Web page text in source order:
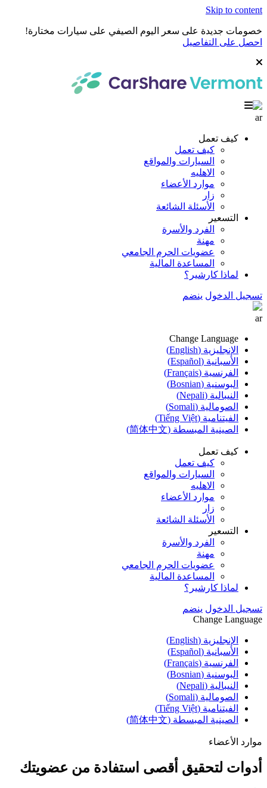
Skip to content
خصومات جديدة على سعر اليوم الصيفي على سيارات مختارة!
احصل على التفاصيل
ar
كيف تعمل
كيف تعمل
السيارات والمواقع
الاهليه
موارد الأعضاء
زار
الأسئلة الشائعة
التسعير
الفرد والأسرة
مهنة
عضويات الحرم الجامعي
المساعدة المالية
لماذا كارشير؟
تسجيل الدخول ينضم
ar
Change Language
الإنجليزية (English)
الأسبانية (Español)
الفرنسية (Français)
البوسنية (Bosnian)
النيبالية (Nepali)
الصومالية (Somali)
الفيتنامية (Tiếng Việt)
الصينية المبسطة (简体中文)
كيف تعمل
كيف تعمل
السيارات والمواقع
الاهليه
موارد الأعضاء
زار
الأسئلة الشائعة
التسعير
الفرد والأسرة
مهنة
عضويات الحرم الجامعي
المساعدة المالية
لماذا كارشير؟
تسجيل الدخول ينضم
Change Language
الإنجليزية (English)
الأسبانية (Español)
الفرنسية (Français)
البوسنية (Bosnian)
النيبالية (Nepali)
الصومالية (Somali)
الفيتنامية (Tiếng Việt)
الصينية المبسطة (简体中文)
موارد الأعضاء
أدوات لتحقيق أقصى استفادة من عضويتك